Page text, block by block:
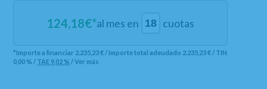
124,18€*al mes en cuotas
*Importe a financiar 2.235,23 €/ Importe total adeudado 2.235,23 €/ TIN
0,00 % / TAE 9,02 % /Ver más